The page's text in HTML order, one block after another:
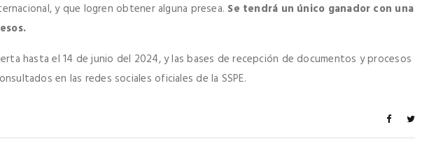
y que logren obtener alguna presea. Se tendrá un único ganador con una
hasta el 14 de junio del 2024, y las bases de recepción de documentos y procesos
en las redes sociales oficiales de la SSPE.